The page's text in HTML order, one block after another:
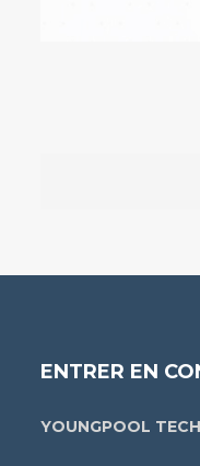
ENTRER EN
YOUNGPOOL